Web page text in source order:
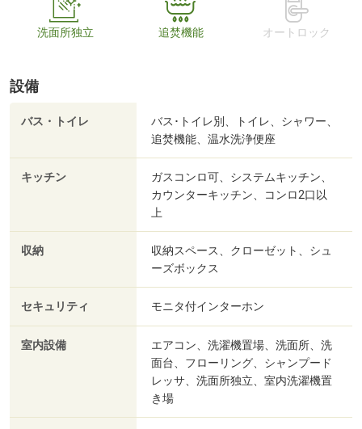
洗面所独立 追焚機能 オートロック
設備
バス・トイレ
バス･トイレ別、トイレ、シャワー、
追焚機能、温水洗浄便座
キッチン
ガスコンロ可、システムキッチン、
カウンターキッチン、コンロ2口以
上
収納
収納スペース、クローゼット、シュ
ーズボックス
セキュリティ モニタ付インターホン
室内設備
エアコン、洗濯機置場、洗面所、洗
面台、フローリング、シャンプード
レッサ、洗面所独立、室内洗濯機置
き場